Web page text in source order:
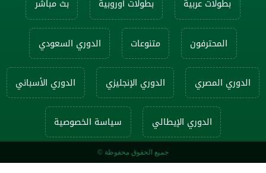
بطولات عربية بطولات أوروبية بث مباشر
المحترفون متنوعات الدوري السعودي
الدوري المصري الدوري الإنجليزي الدوري الأسباني
الدوري الإيطالي سياسة الخصوصية
جميع الحقوق محفوظة ©